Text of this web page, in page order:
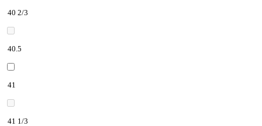
40 2/3
40.5
41
41 1/3